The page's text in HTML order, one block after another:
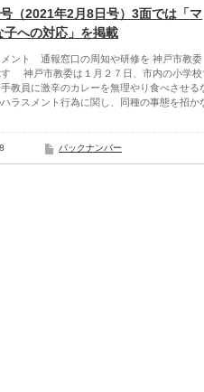
（2021年2月8日号）3面では「マ
子への対応」を掲載
ント 通報窓口の周知や研修を 神戸市教委
す 神戸市教委は１月２７日、市内の小学校
教員に激辛のカレーを無理やり食べさせる
ラスメント行為に関し、同種の事態を招か
バックナンバー